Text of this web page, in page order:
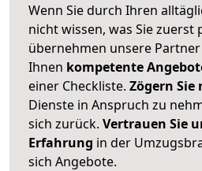
Wenn Sie durch Ihren
nicht wissen, was Sie zuerst
übernehmen unsere
Ihnen kompetente
einer Checkliste. Zögern Sie
Dienste in Anspruch zu
sich zurück. Vertrauen Sie
Erfahrung in der
sich Angebote.